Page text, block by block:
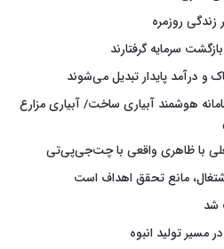
زندگی روزمره
سرمایه گرفتارند
و درآمد پایدار تبدیل می‌شوند
هوشمند آبیاری ساخت/ آبیاری مزارع
با ظاهری واقعی با چت‌جی‌پی‌تی
مانع تحقق اهداف است
شد
تولید انبوه